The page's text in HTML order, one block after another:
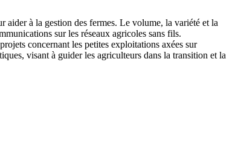
aider à la gestion des fermes. Le volume, la variété et la
sur les réseaux agricoles sans fils.
concernant les petites exploitations axées sur
visant à guider les agriculteurs dans la transition et la